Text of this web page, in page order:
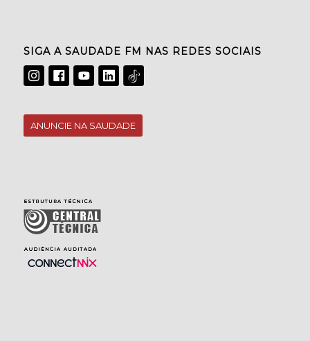
SIGA A SAUDADE FM NAS REDES SOCIAIS
ANUNCIE NA SAUDADE